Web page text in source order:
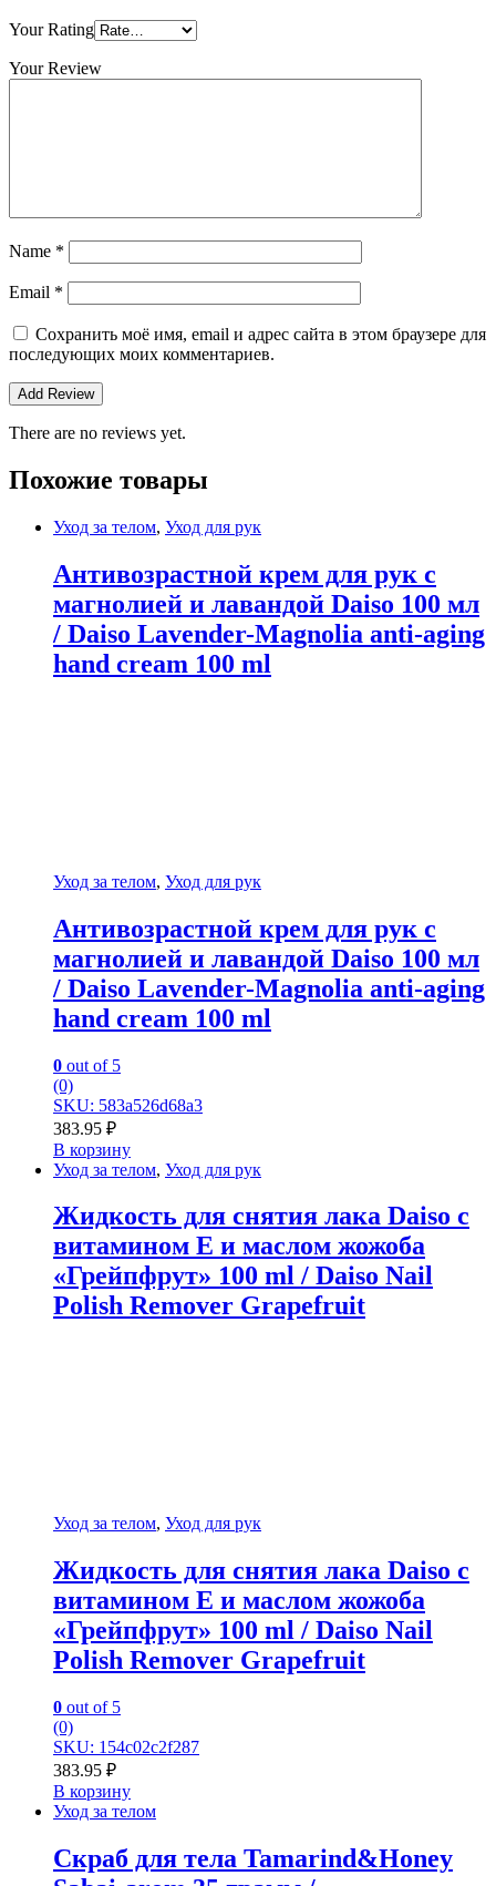
Your Rating
Your Review
Name *
Email *
Сохранить моё имя, email и адрес сайта в этом браузере для
последующих моих комментариев.
There are no reviews yet.
Похожие товары
Уход за телом, Уход для рук
Антивозрастной крем для рук с
магнолией и лавандой Daiso 100 мл
/ Daiso Lavender-Magnolia anti-aging
hand cream 100 ml
Уход за телом, Уход для рук
Антивозрастной крем для рук с
магнолией и лавандой Daiso 100 мл
/ Daiso Lavender-Magnolia anti-aging
hand cream 100 ml
0 out of 5
(0)
SKU: 583a526d68a3
383.95 ₽
В корзину
Уход за телом, Уход для рук
Жидкость для снятия лака Daiso с
витамином Е и маслом жожоба
«Грейпфрут» 100 ml / Daiso Nail
Polish Remover Grapefruit
Уход за телом, Уход для рук
Жидкость для снятия лака Daiso с
витамином Е и маслом жожоба
«Грейпфрут» 100 ml / Daiso Nail
Polish Remover Grapefruit
0 out of 5
(0)
SKU: 154c02c2f287
383.95 ₽
В корзину
Уход за телом
Скраб для тела Tamarind&Honey